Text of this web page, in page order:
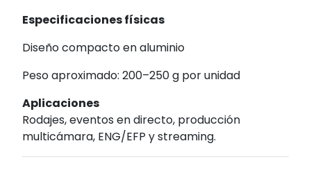
Especificaciones físicas
Diseño compacto en aluminio
Peso aproximado: 200–250 g por unidad
Aplicaciones
Rodajes, eventos en directo, producción
multicámara, ENG/EFP y streaming.